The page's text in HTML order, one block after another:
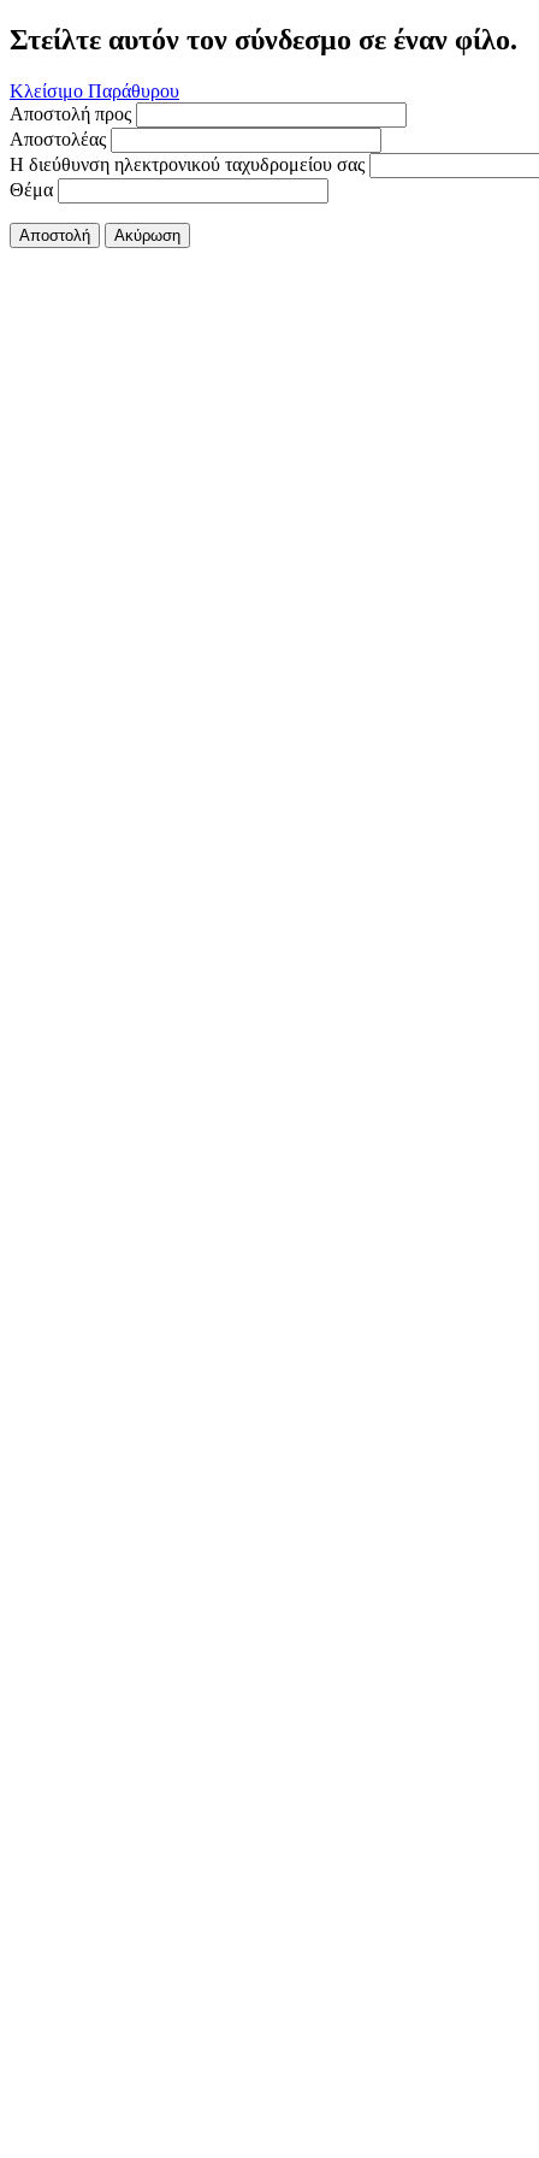
Στείλτε αυτόν τον σύνδεσμο σε έναν φίλο.
Κλείσιμο Παράθυρου
Αποστολή προς
Αποστολέας
Η διεύθυνση ηλεκτρονικού ταχυδρομείου σας
Θέμα
Αποστολή Ακύρωση